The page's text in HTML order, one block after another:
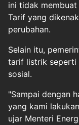
ini tidak
Tarif yang
perubahan.
Selain itu,
tarif listrik seperti
sosial.
"Sampai dengan
yang kami
ujar Menteri